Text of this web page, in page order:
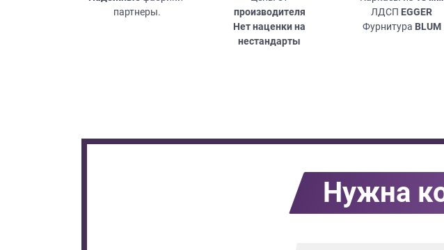
партнеры.
производителя
Нет наценки на
нестандарты
ЛДСП EGGER
Фурнитура BLUM
Нужна